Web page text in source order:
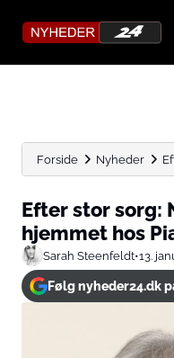
Forside Nyheder
Efter stor sorg:
hjemmet hos
Sarah Steenfeldt•13.
Følg nyheder24.dk